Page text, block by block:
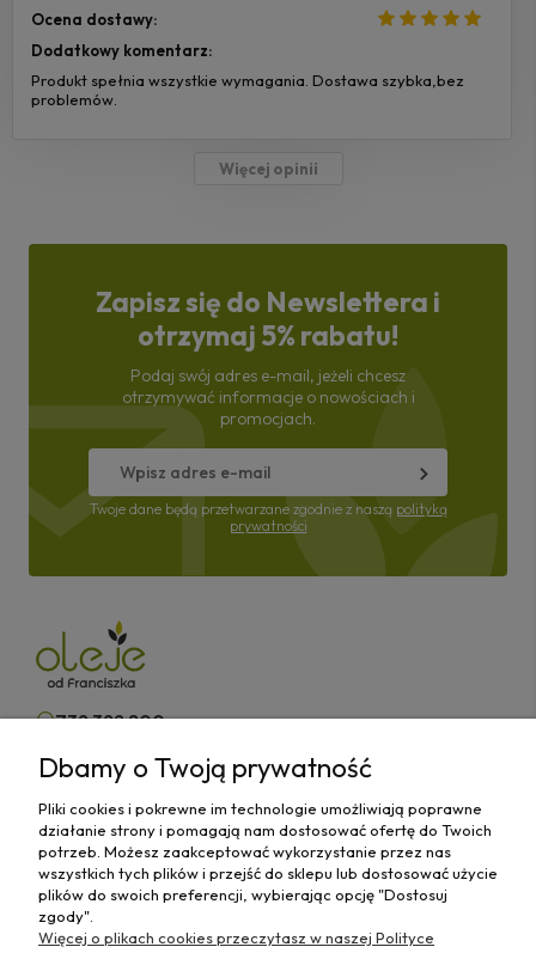
Ocena dostawy:
Dodatkowy komentarz:
Produkt spełnia wszystkie wymagania. Dostawa szybka,bez
problemów.
Więcej opinii
Zapisz się do Newslettera i
otrzymaj 5% rabatu!
Podaj swój adres e-mail, jeżeli chcesz
otrzymywać informacje o nowościach i
promocjach.
Twoje dane będą przetwarzane zgodnie z naszą polityką
prywatności
732 322 800
kontakt@olejeodfranciszka.pl
Sklep stacjonarny
63-400 Ostrów Wielkopolski,
ul.Różana 29/1
Dbamy o Twoją prywatność
Pliki cookies i pokrewne im technologie umożliwiają poprawne
działanie strony i pomagają nam dostosować ofertę do Twoich
potrzeb. Możesz zaakceptować wykorzystanie przez nas
wszystkich tych plików i przejść do sklepu lub dostosować użycie
plików do swoich preferencji, wybierając opcję "Dostosuj
zgody".
Więcej o plikach cookies przeczytasz w naszej Polityce